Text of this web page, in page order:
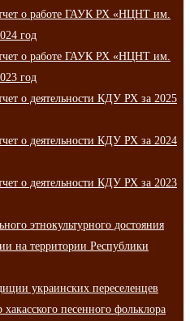
о работе ГАУК РХ «НЦНТ им.
год
о работе ГАУК РХ «НЦНТ им.
год
о деятельности КДУ РХ за 2025
о деятельности КДУ РХ за 2024
о деятельности КДУ РХ за 2023
этнокультурного достояния
на территории Республики
украинских переселенцев
песенного фольклора